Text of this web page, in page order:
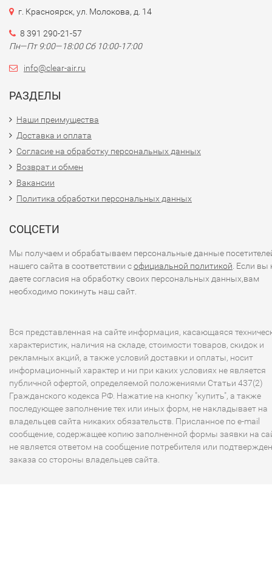
г. Красноярск, ул. Молокова, д. 14
8 391 290-21-57
Пн—Пт 9:00—18:00 Сб 10:00-17:00
info@clear-air.ru
РАЗДЕЛЫ
Наши преимущества
Доставка и оплата
Согласие на обработку персональных данных
Возврат и обмен
Вакансии
Политика обработки персональных данных
СОЦСЕТИ
Мы получаем и обрабатываем персональные данные
нашего сайта в соответствии софициальной политикой . Если вы
даете согласия на обработку своих персональных данных,вам
необходимо покинуть наш сайт.
Вся представленная на сайте информация, касающаяся
характеристик, наличия на складе, стоимости товаров, скидок и
рекламных акций, а также условий доставки и оплаты, носит
информационный характер и ни при каких условиях не является
публичной офертой, определяемой положениями Статьи 437(2)
Гражданского кодекса РФ. Нажатие на кнопку "купить", а также
последующее заполнение тех или иных форм, не накладывает на
владельцев сайта никаких обязательств. Присланное по e-mail
сообщение, содержащее копию заполненной формы заявки на
не является ответом на сообщение потребителя или
заказа со стороны владельцев сайта.